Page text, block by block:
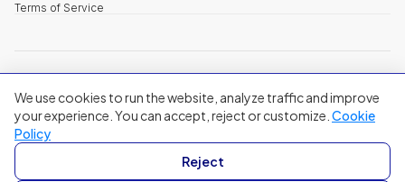
Terms of Service
+84 888 18 1313
Head Office:3rd Floor, 65-67 B4 Street, Sala Urban Area, An Khanh
Ward, Ho Chi Minh City
Singapore:20A Tanjong Pagar Road, Singapore
© 2024 Filum Inc. All rights reserved.
We use cookies to run the website, analyze traffic and improve
your experience. You can accept, reject or customize. Cookie
Policy
Reject